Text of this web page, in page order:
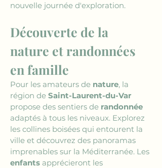
nouvelle journée d'exploration.
Découverte de la
nature et randonnées
en famille
Pour les amateurs de nature, la
région de Saint-Laurent-du-Var
propose des sentiers de randonnée
adaptés à tous les niveaux. Explorez
les collines boisées qui entourent la
ville et découvrez des panoramas
imprenables sur la Méditerranée. Les
enfants apprécieront les